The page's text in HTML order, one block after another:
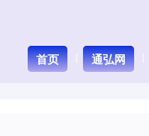
首页 通弘网